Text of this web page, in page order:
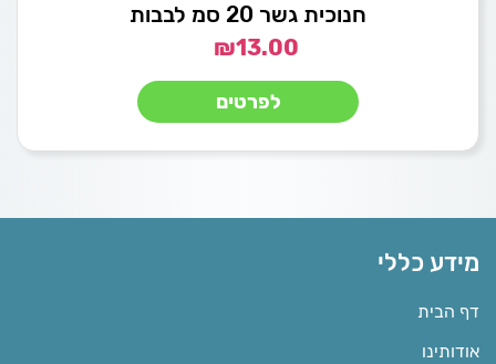
חנוכית גשר 20 סמ לבבות
₪13.00
לפרטים
מידע כללי
דף הבית
אודותינו